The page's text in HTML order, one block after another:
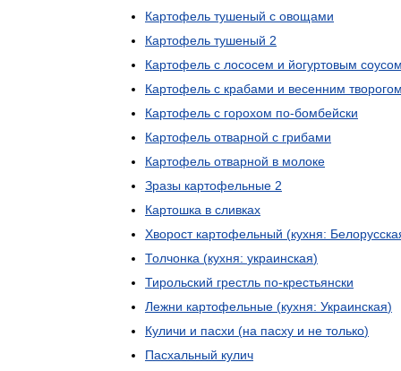
Картофель тушеный с овощами
Картофель тушеный 2
Картофель с лососем и йогуртовым соусом
Картофель с крабами и весенним творогом
Картофель с горохом по-бомбейски
Картофель отварной с грибами
Картофель отварной в молоке
Зразы картофельные 2
Картошка в сливках
Хворост картофельный (кухня:
Толчонка (кухня: украинская)
Тирольский грестль по-крестьянски
Лежни картофельные (кухня: Украинская)
Куличи и пасхи (на пасху и не только)
Пасхальный кулич